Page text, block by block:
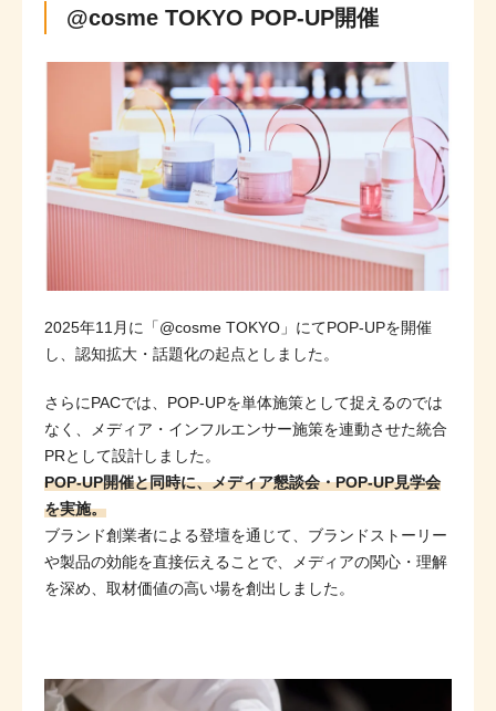
@cosme TOKYO POP-UP開催
2025年11月に「@cosme TOKYO」にてPOP-UPを開催
し、認知拡大・話題化の起点としました。
さらにPACでは、POP-UPを単体施策として捉えるのでは
なく、メディア・インフルエンサー施策を連動させた統合
PRとして設計しました。
POP-UP開催と同時に、メディア懇談会・POP-UP見学会
を実施。
ブランド創業者による登壇を通じて、ブランドストーリー
や製品の効能を直接伝えることで、メディアの関心・理解
を深め、取材価値の高い場を創出しました。